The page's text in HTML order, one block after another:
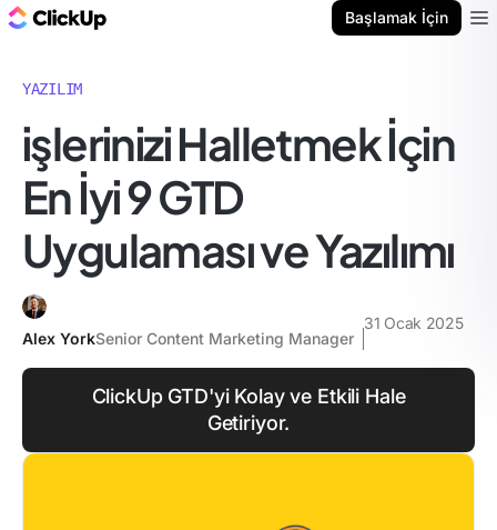
Başlamak İçin
YAZILIM
i̇şlerinizi Halletmek İçin
En İyi 9 GTD
Uygulaması ve Yazılımı
Alex YorkSenior Content Marketing Manager
31 Ocak 2025
ClickUp GTD'yi Kolay ve Etkili Hale
Getiriyor.